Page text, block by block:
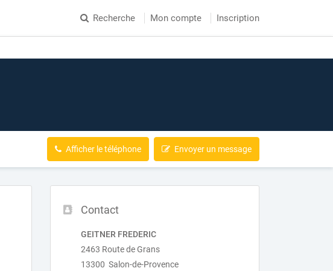
Recherche Mon compte Inscription
Afficher le téléphone Envoyer un message
Contact
GEITNER FREDERIC
2463 Route de Grans
13300 Salon-de-Provence